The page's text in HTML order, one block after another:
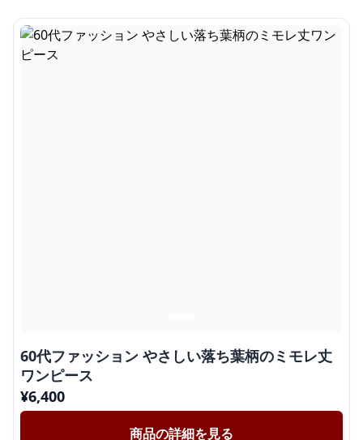
60代ファッション やさしい落ち葉柄のミモレ丈
ワンピース
¥6,400
商品の詳細を見る